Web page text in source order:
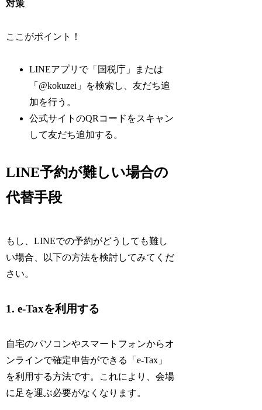
対策
ここがポイント！
LINEアプリで「国税庁」または
「@kokuzei」を検索し、友だち追
加を行う。
公式サイトのQRコードをスキャン
して友だち追加する。
LINE予約が難しい場合の
代替手段
もし、LINEでの予約がどうしても難し
い場合、以下の方法を検討してみてくだ
さい。
1. e-Taxを利用する
自宅のパソコンやスマートフォンからオ
ンラインで確定申告ができる「e-Tax」
を利用する方法です。これにより、会場
に足を運ぶ必要がなくなります。